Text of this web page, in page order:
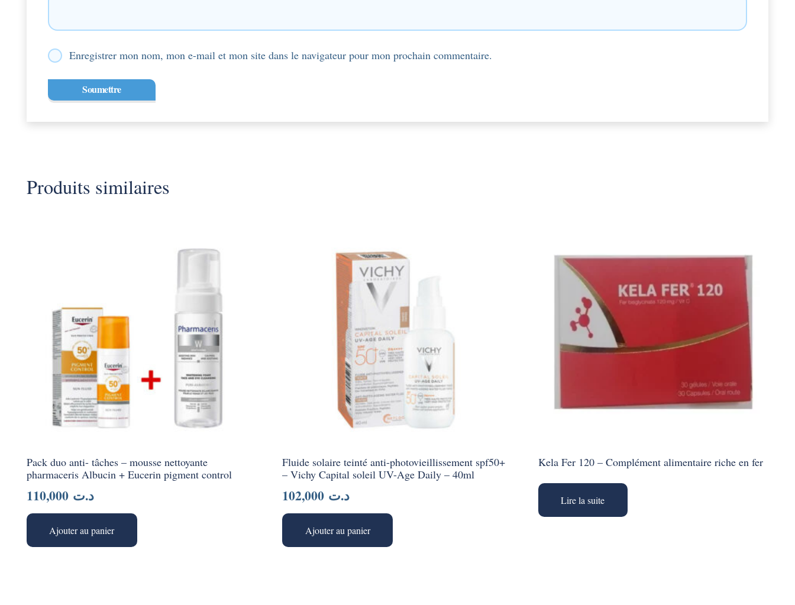
Enregistrer mon nom, mon e-mail et mon site dans le navigateur pour mon prochain commentaire.
Produits similaires
Pack duo anti- tâches – mousse nettoyante
pharmaceris Albucin + Eucerin pigment control
د.ت
Ajouter au panier
Fluide solaire teinté anti-photovieillissement spf50+
– Vichy Capital soleil UV-Age Daily – 40ml
د.ت
Ajouter au panier
Kela Fer 120 – Complément alimentaire riche en fer
Lire la suite